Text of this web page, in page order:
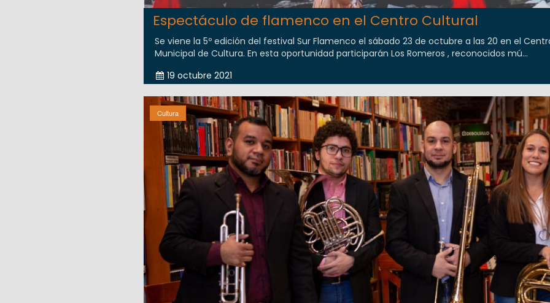
Espectáculo de flamenco en el Centro Cultural
Se viene la 5º edición del festival Sur Flamenco el sábado 23 de octubre a las 20 en el
Municipal de Cultura. En esta oportunidad participarán Los Romeros , reconocidos mú...
19 octubre 2021
Cultura